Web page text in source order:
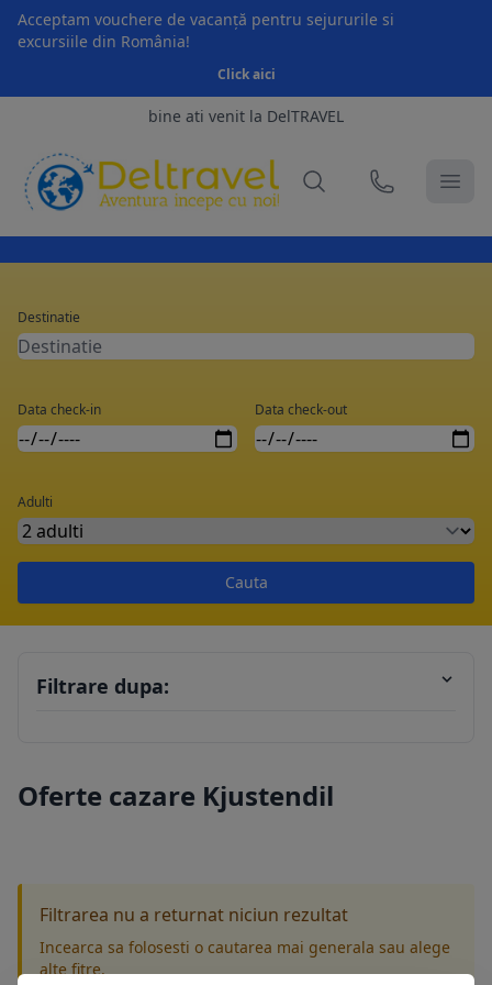
Acceptam vouchere de vacanță pentru sejururile si
excursiile din România!
Click aici
bine ati venit la DelTRAVEL
Destinatie
Data check-in Data check-out
Adulti
Cauta
Filtrare dupa:
Oferte cazare Kjustendil
Filtrarea nu a returnat niciun rezultat
Incearca sa folosesti o cautarea mai generala sau alege
alte fitre.